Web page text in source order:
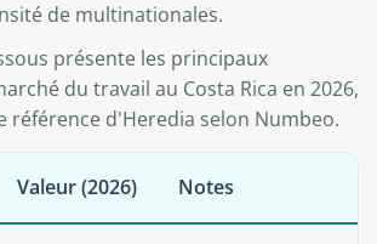
de multinationales.
présente les principaux
du travail au Costa Rica en 2026,
référence d'Heredia selon Numbeo.
Valeur (2026) Notes